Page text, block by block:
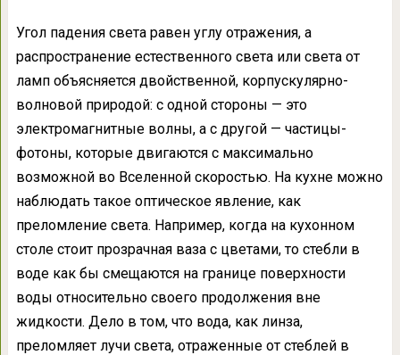
Угол падения света равен углу отражения, а
распространение естественного света или света от
ламп объясняется двойственной, корпускулярно-
волновой природой: с одной стороны — это
электромагнитные волны, а с другой — частицы-
фотоны, которые двигаются с максимально
возможной во Вселенной скоростью. На кухне можно
наблюдать такое оптическое явление, как
преломление света. Например, когда на кухонном
столе стоит прозрачная ваза с цветами, то стебли в
воде как бы смещаются на границе поверхности
воды относительно своего продолжения вне
жидкости. Дело в том, что вода, как линза,
преломляет лучи света, отраженные от стеблей в